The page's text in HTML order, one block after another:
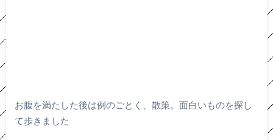
お腹を満たした後は例のごとく、散策。面白いものを探し
て歩きました